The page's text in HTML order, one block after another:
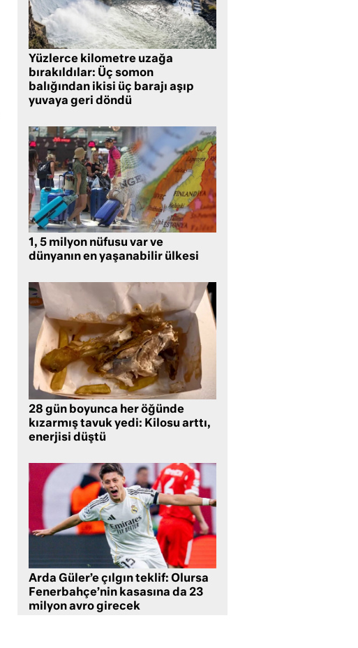
Yüzlerce kilometre uzağa
bırakıldılar: Üç somon
balığından ikisi üç barajı aşıp
yuvaya geri döndü
1, 5 milyon nüfusu var ve
dünyanın en yaşanabilir ülkesi
28 gün boyunca her öğünde
kızarmış tavuk yedi: Kilosu arttı,
enerjisi düştü
Arda Güler’e çılgın teklif: Olursa
Fenerbahçe’nin kasasına da 23
milyon avro girecek